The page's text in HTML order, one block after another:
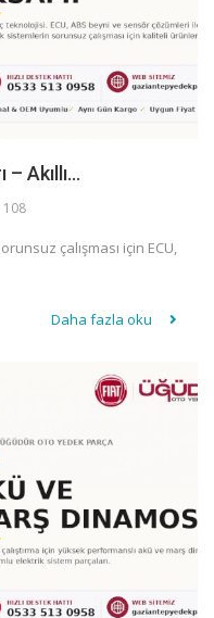
Akıllı...
108
çalışması için ECU,
Daha fazla oku